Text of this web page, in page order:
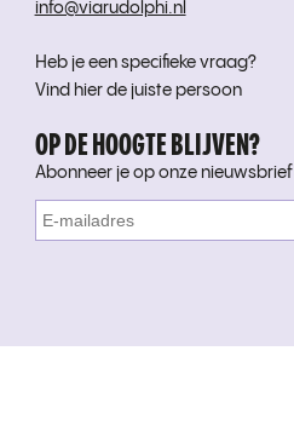
info@viarudolphi.nl
Heb je een specifieke vraag?
Vind hier de juiste persoon
OP DE HOOGTE BLIJVEN?
Abonneer je op onze nieuwsbrief